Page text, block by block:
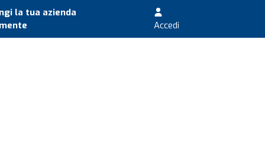
la tua azienda
Accedi